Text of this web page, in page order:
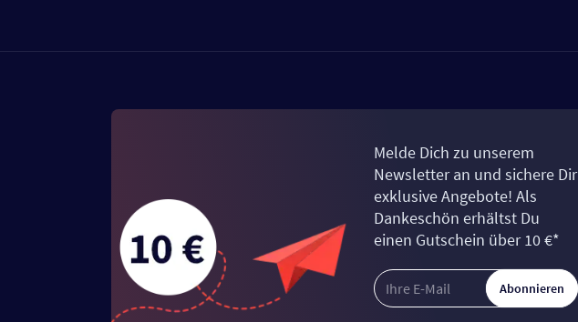
Melde Dich zu unserem
Newsletter an und sichere Dir
exklusive Angebote! Als
Dankeschön erhältst Du
einen Gutschein über 10 €*
Abonnieren